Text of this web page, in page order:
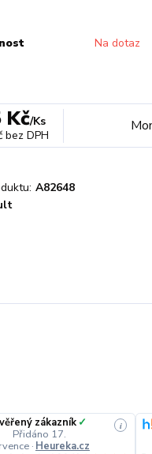
Na dotaz
Kč/Ks
bez DPH
A82648
zákazník ✓
Přidáno 17.
· Heureka.cz
i